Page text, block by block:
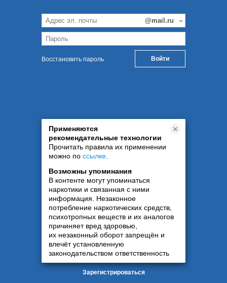
Восстановить пароль
Применяются
рекомендательные технологии
Прочитать правила их применении
можно по ссылке
Возможны упоминания
В контенте могут упоминаться
наркотики и связанная с ними
информация. Незаконное
потребление наркотических средств,
психотропных веществ и их аналогов
причиняет вред здоровью,
их незаконный оборот запрещён и
влечёт установленную
законодательством ответственность
Зарегистрироваться